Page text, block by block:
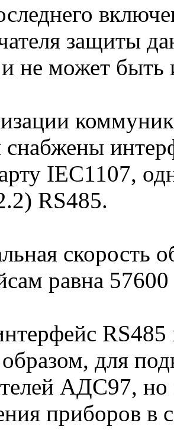
защиты
не может быть
IEC1107,
RS485.
скорость
равна
RS485
для
АДС97, но
приборов в